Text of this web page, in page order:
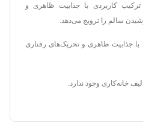
کاربردی با جذابیت ظاهری و
سالم را ترویج می‌دهد.
جذابیت ظاهری و تحریک‌های رفتاری
خانه‌کاری وجود ندارد.